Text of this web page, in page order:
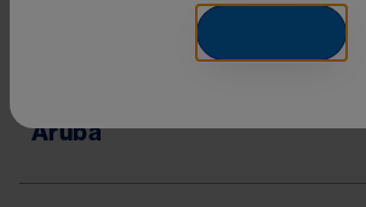
through the scan of the
on the material and/or link provided.
respective country for your inquiry:
Aruba